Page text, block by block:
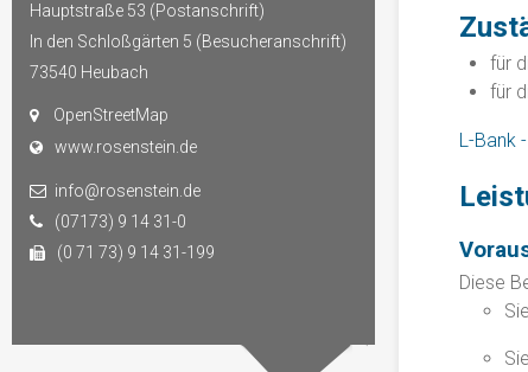
Hauptstraße 53 (Postanschrift)
In den Schloßgärten 5 (Besucheranschrift)
73540 Heubach
OpenStreetMap
www.rosenstein.de
info@rosenstein.de
(07173) 9 14 31-0
(0 71 73) 9 14 31-199
für
für
L-Bank
Diese